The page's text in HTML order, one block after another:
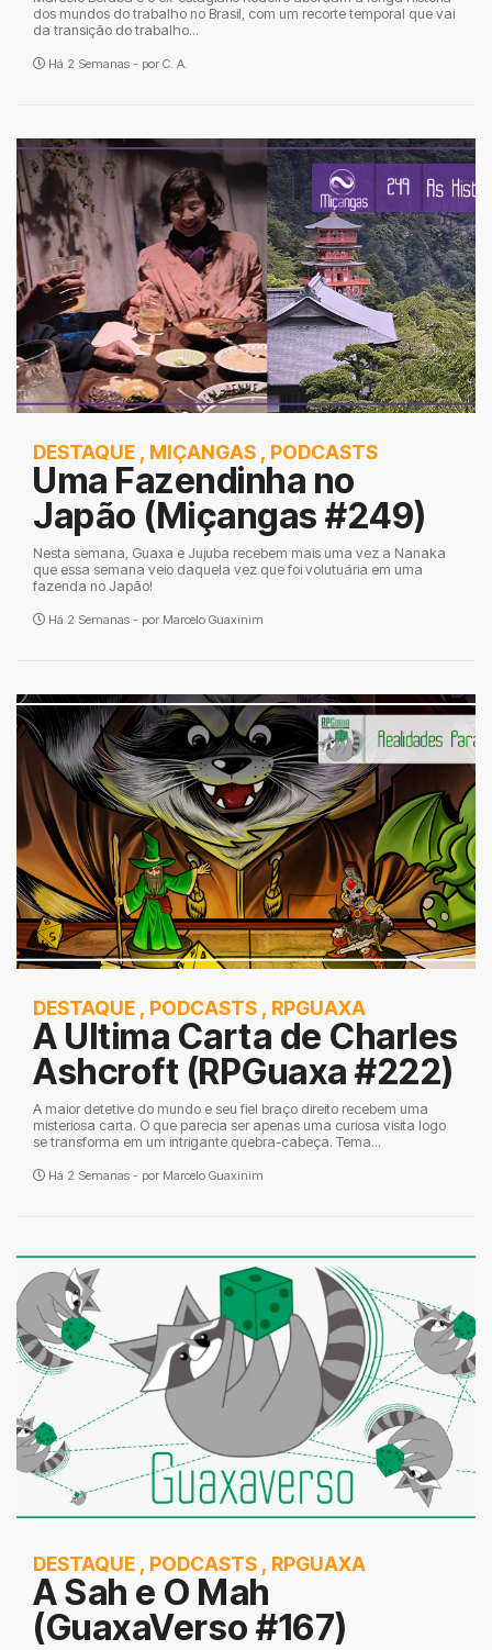
dos mundos do trabalho no Brasil, com um recorte temporal que vai
da transição do trabalho...
Há 2 Semanas - por C. A.
DESTAQUE , MIÇANGAS , PODCASTS
Uma Fazendinha no
Japão (Miçangas #249)
Nesta semana, Guaxa e Jujuba recebem mais uma vez a Nanaka
que essa semana veio daquela vez que foi volutuária em uma
fazenda no Japão!
Há 2 Semanas - por Marcelo Guaxinim
DESTAQUE , PODCASTS , RPGUAXA
A Ultima Carta de Charles
Ashcroft (RPGuaxa #222)
A maior detetive do mundo e seu fiel braço direito recebem uma
misteriosa carta. O que parecia ser apenas uma curiosa visita logo
se transforma em um intrigante quebra-cabeça. Tema...
Há 2 Semanas - por Marcelo Guaxinim
DESTAQUE , PODCASTS , RPGUAXA
A Sah e O Mah
(GuaxaVerso #167)